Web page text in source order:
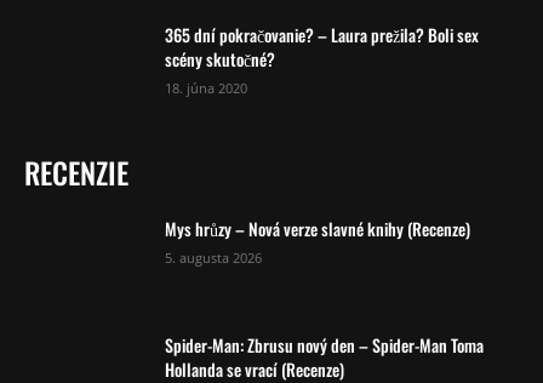
365 dní pokračovanie? – Laura prežila? Boli sex
scény skutočné?
18. júna 2020
RECENZIE
Mys hrůzy – Nová verze slavné knihy (Recenze)
5. augusta 2026
Spider-Man: Zbrusu nový den – Spider-Man Toma
Hollanda se vrací (Recenze)